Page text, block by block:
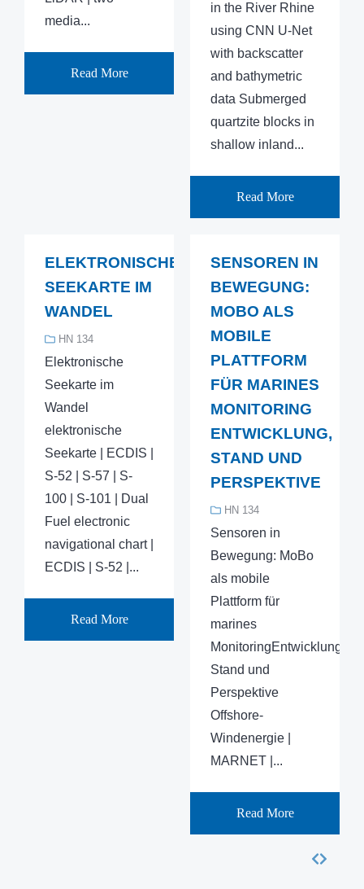
media...
Read More
in the River Rhine
using CNN U-Net
with backscatter
and bathymetric
data Submerged
quartzite blocks in
shallow inland...
Read More
ELEKTRONISCHE
SEEKARTE IM
WANDEL
HN 134
Elektronische
Seekarte im
Wandel
elektronische
Seekarte | ECDIS |
S-52 | S-57 | S-
100 | S-101 | Dual
Fuel electronic
navigational chart |
ECDIS | S-52 |...
Read More
SENSOREN IN
BEWEGUNG:
MOBO ALS
MOBILE
PLATTFORM
FÜR MARINES
MONITORING
ENTWICKLUNG,
STAND UND
PERSPEKTIVE
HN 134
Sensoren in
Bewegung: MoBo
als mobile
Plattform für
marines
MonitoringEntwicklung,
Stand und
Perspektive
Offshore-
Windenergie |
MARNET |...
Read More